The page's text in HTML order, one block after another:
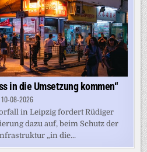
in die Umsetzung kommen“
10-08-2026
in Leipzig fordert Rüdiger
dazu auf, beim Schutz der
„in die...